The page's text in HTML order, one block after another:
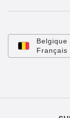
Belgique
Français